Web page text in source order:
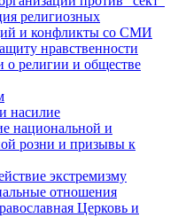
религиозных
и конфликты со СМИ
нравственности
о религии и обществе
насилие
национальной и
розни и призывы к
экстремизму
отношения
Церковь и